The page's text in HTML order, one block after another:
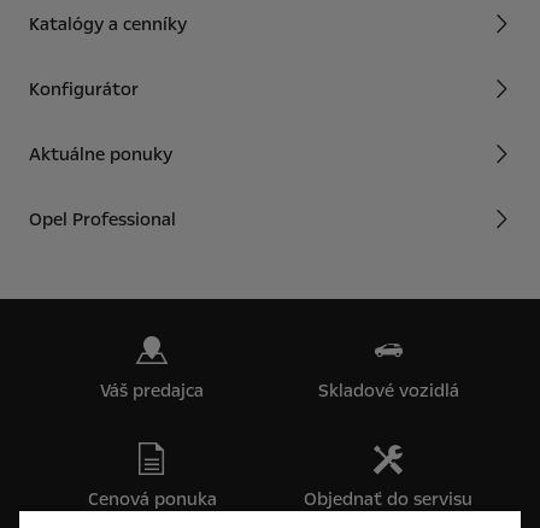
Katalógy a cenníky
Konfigurátor
Aktuálne ponuky
Opel Professional
Váš predajca Skladové vozidlá
Cenová ponuka Objednať do servisu